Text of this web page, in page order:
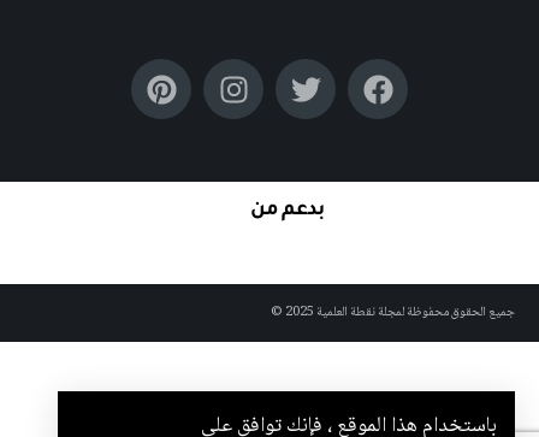
باستخدام هذا الموقع ، فإنك توافق على
بدعم من
جميع الحقوق محفوظة لمجلة نقطة العلمية 2025 ©